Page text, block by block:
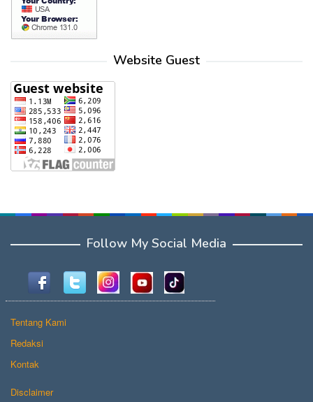
Website Guest
Follow My Social Media
Tentang Kami
Redaksi
Kontak
Disclaimer